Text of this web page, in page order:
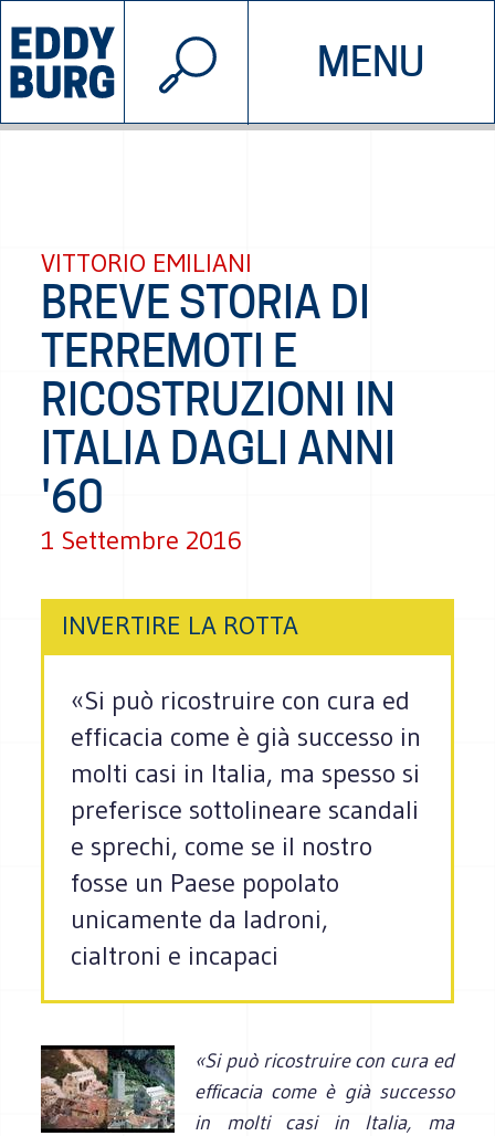
MENU
INIZIATIVE CHI SIAMO
© 2026 EDDYBURG
VITTORIO EMILIANI
BREVE STORIA DI
TERREMOTI E
RICOSTRUZIONI IN
ITALIA DAGLI ANNI
'60
1 Settembre 2016
INVERTIRE LA ROTTA
«Si può ricostruire con cura ed
efficacia come è già successo in
molti casi in Italia, ma spesso si
preferisce sottolineare scandali
e sprechi, come se il nostro
fosse un Paese popolato
unicamente da ladroni,
cialtroni e incapaci
«Si può ricostruire con cura ed
efficacia come è già successo
in molti casi in Italia, ma